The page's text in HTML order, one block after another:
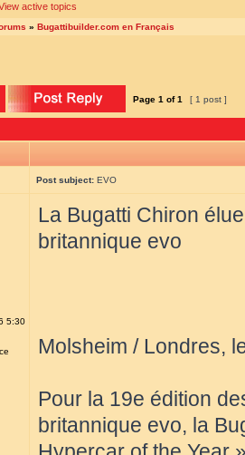
active topics
» Bugattibuilder.com en Français
Page 1 of1 [ 1 post ]
Post subject: EVO
5:30
La Bugatti Chiron
britannique evo
Molsheim / Londres,
Pour la 19e édition
britannique evo, la